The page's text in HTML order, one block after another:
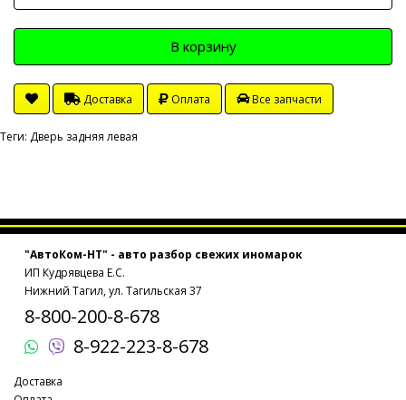
В корзину
Доставка Оплата Все запчасти
Теги: Дверь задняя левая
"АвтоКом-НТ" - авто разбор свежих иномарок
ИП Кудрявцева Е.С.
Нижний Тагил, ул. Тагильская 37
8-800-200-8-678
8-922-223-8-678
Доставка